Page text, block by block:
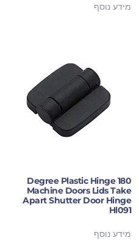
מידע נוסף
180 Degree Plastic Hinge
Machine Doors Lids Take
Apart Shutter Door Hinge
Hl091
מידע נוסף